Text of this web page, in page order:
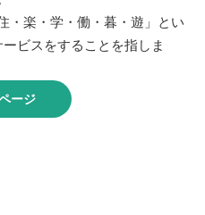
・楽・学・働・暮・遊」とい
ビスをすることを指しま
ージ